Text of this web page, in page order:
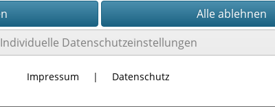
Individuelle Datenschutzeinstellungen
Impressum | Datenschutz